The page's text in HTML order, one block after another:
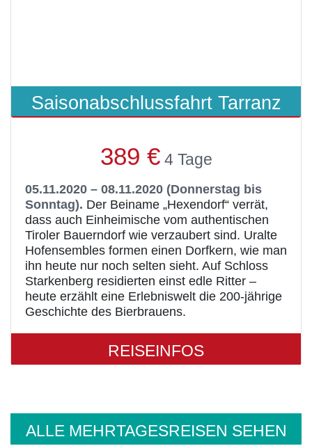
Saisonabschlussfahrt Tarranz
389 €4 Tage
05.11.2020 – 08.11.2020 (Donnerstag bis
Sonntag). Der Beiname „Hexendorf“ verrät,
dass auch Einheimische vom authentischen
Tiroler Bauerndorf wie verzaubert sind. Uralte
Hofensembles formen einen Dorfkern, wie man
ihn heute nur noch selten sieht. Auf Schloss
Starkenberg residierten einst edle Ritter –
heute erzählt eine Erlebniswelt die 200-jährige
Geschichte des Bierbrauens.
REISEINFOS
ALLE MEHRTAGESREISEN SEHEN